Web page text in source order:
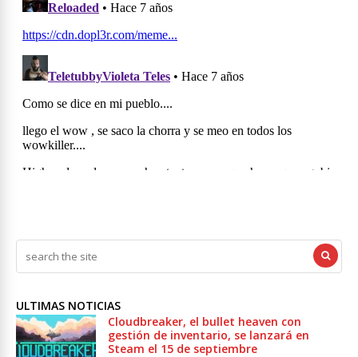
ULTIMAS NOTICIAS
Cloudbreaker, el bullet heaven con
gestión de inventario, se lanzará en
Steam el 15 de septiembre